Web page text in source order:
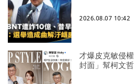
2026.08.07 10:42
才爆皮克敏侵
封面」幫柯文